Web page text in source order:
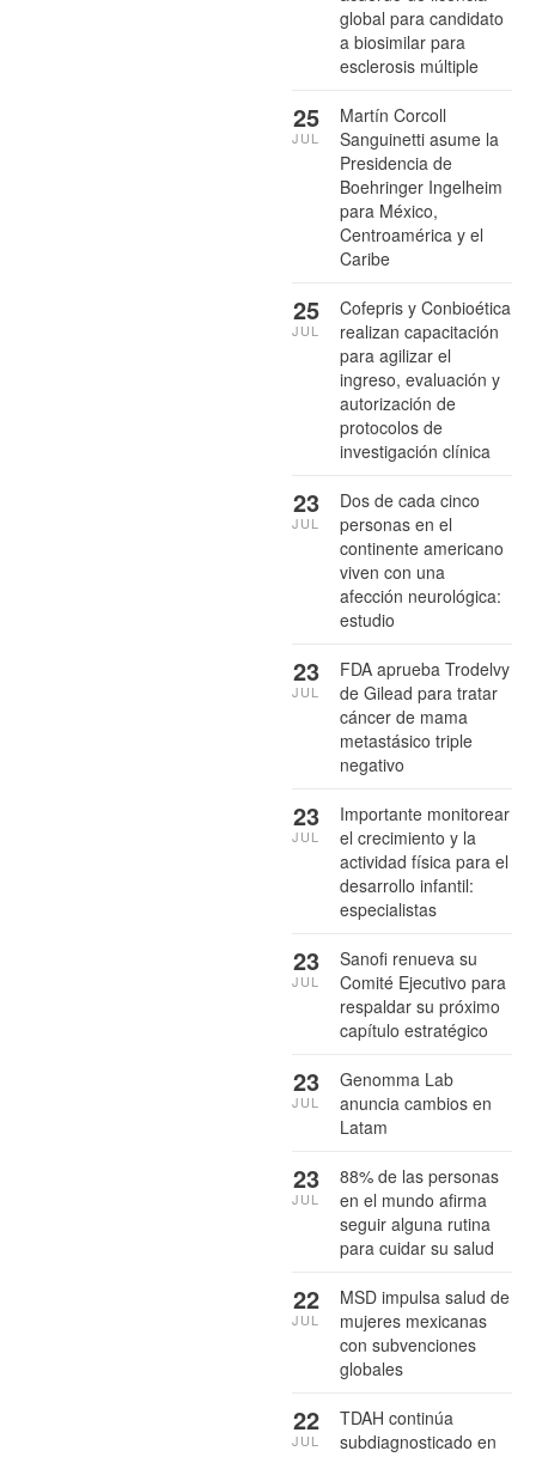
global para candidato
a biosimilar para
esclerosis múltiple
Martín Corcoll
Sanguinetti asume la
Presidencia de
Boehringer Ingelheim
para México,
Centroamérica y el
Caribe
25
JUL
Cofepris y Conbioética
realizan capacitación
para agilizar el
ingreso, evaluación y
autorización de
protocolos de
investigación clínica
25
JUL
Dos de cada cinco
personas en el
continente americano
viven con una
afección neurológica:
estudio
23
JUL
FDA aprueba Trodelvy
de Gilead para tratar
cáncer de mama
metastásico triple
negativo
23
JUL
Importante monitorear
el crecimiento y la
actividad física para el
desarrollo infantil:
especialistas
23
JUL
Sanofi renueva su
Comité Ejecutivo para
respaldar su próximo
capítulo estratégico
23
JUL
Genomma Lab
anuncia cambios en
Latam
23
JUL
88% de las personas
en el mundo afirma
seguir alguna rutina
para cuidar su salud
23
JUL
MSD impulsa salud de
mujeres mexicanas
con subvenciones
globales
22
JUL
TDAH continúa
subdiagnosticado en
22
JUL